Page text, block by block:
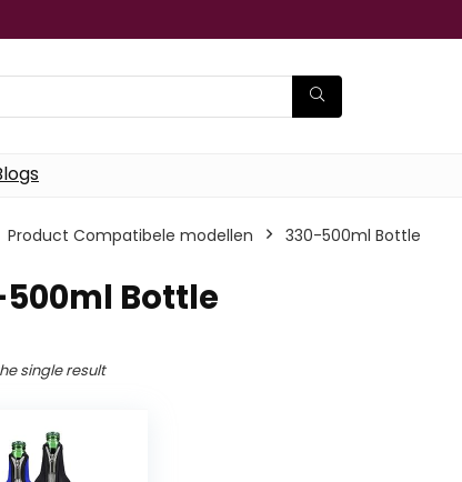
Product Compatibele modellen ‎330-500ml Bottle
Bottle
single result